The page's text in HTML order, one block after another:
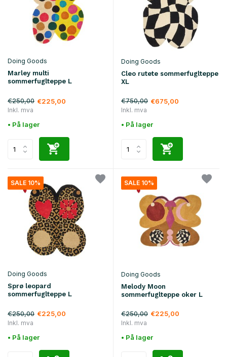
Doing Goods
Marley multi
sommerfuglteppe L
€250,00 €225,00
Inkl. mva
• På lager
Doing Goods
Cleo rutete sommerfuglteppe
XL
€750,00 €675,00
Inkl. mva
• På lager
SALE 10%
Doing Goods
Sprø leopard
sommerfuglteppe L
€250,00 €225,00
Inkl. mva
• På lager
SALE 10%
Doing Goods
Melody Moon
sommerfuglteppe oker L
€250,00 €225,00
Inkl. mva
• På lager